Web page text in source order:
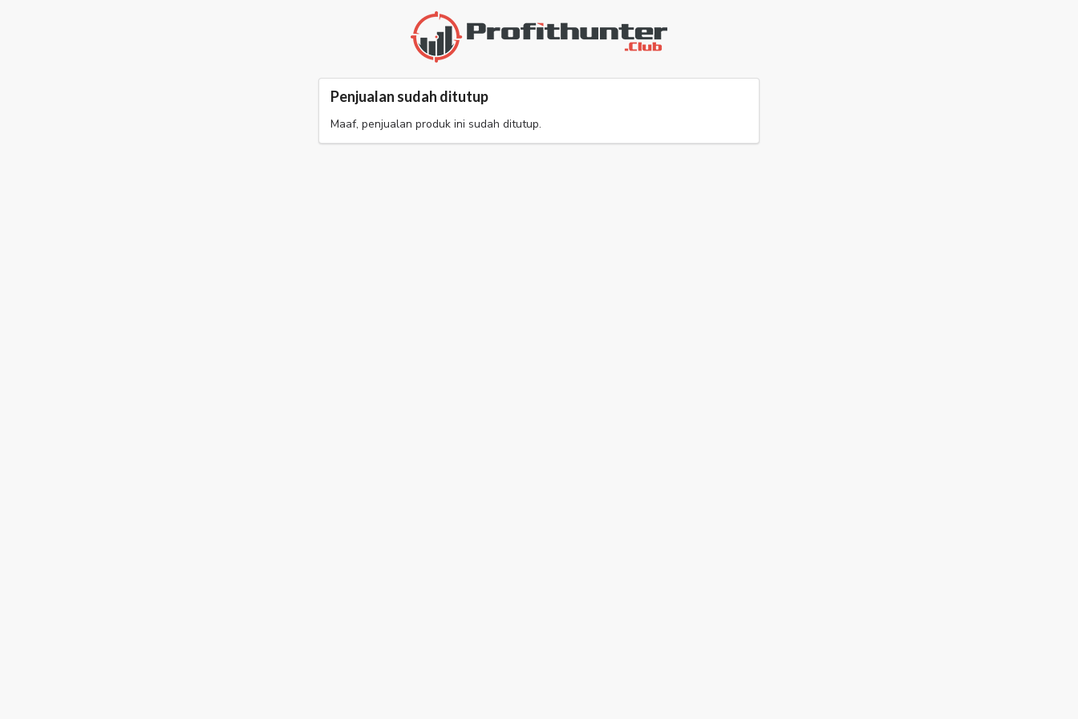
Penjualan sudah ditutup
Maaf, penjualan produk ini sudah ditutup.